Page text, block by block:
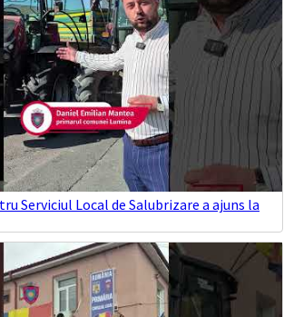
Serviciul Local de Salubrizare a ajuns la